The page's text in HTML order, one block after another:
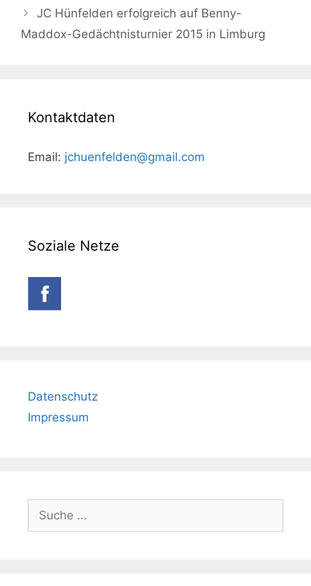
JC Hünfelden erfolgreich auf Benny-
Maddox-Gedächtnisturnier 2015 in Limburg
Kontaktdaten
Email: jchuenfelden@gmail.com
Soziale Netze
Datenschutz
Impressum
nach: